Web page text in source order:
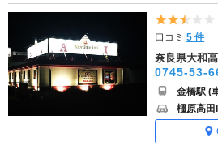
口コミ5 件
奈良県大和
0745-53-
金橋駅 (
橿原高田